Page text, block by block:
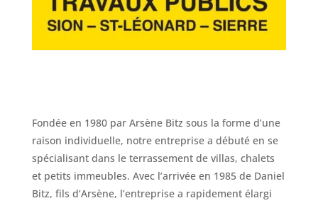
Fondée en 1980 par Arsène Bitz sous la forme d’une
raison individuelle, notre entreprise a débuté en se
spécialisant dans le terrassement de villas, chalets
et petits immeubles. Avec l’arrivée en 1985 de Daniel
Bitz, fils d’Arsène, l’entreprise a rapidement élargi